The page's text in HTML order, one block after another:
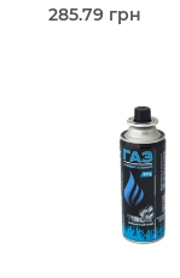
285.79 грн